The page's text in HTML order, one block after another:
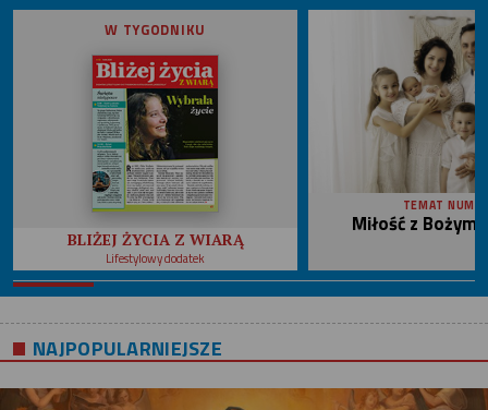
W TYGODNIKU
BLIŻEJ ŻYCIA Z WIARĄ
Lifestylowy dodatek
TEMAT
Miłość z
NAJPOPULARNIEJSZE